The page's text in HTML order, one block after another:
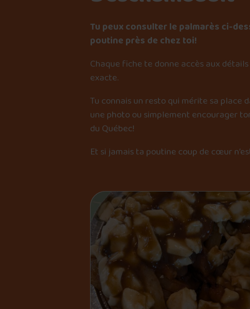
Tu peux consulter le palmarès ci-
poutine près de chez toi!
Chaque fiche te donne accès aux
exacte.
Tu connais un resto qui mérite sa place
une photo ou simplement encourager
du Québec!
Et si jamais ta poutine coup de cœur